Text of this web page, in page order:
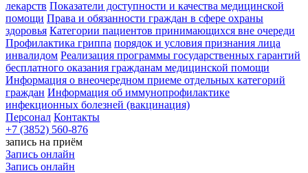
лекарств Показатели доступности и качества медицинской
помощи Права и обязанности граждан в сфере охраны
здоровья Категории пациентов принимающихся вне очереди
Профилактика гриппа порядок и условия признания лица
инвалидом Реализация программы государственных гарантий
бесплатного оказания гражданам медицинской помощи
Информация о внеочередном приеме отдельных категорий
граждан Информация об иммунопрофилактике
инфекционных болезней (вакцинация)
Персонал Контакты
+7 (3852) 560-876
запись на приём
Запись онлайн
Запись онлайн